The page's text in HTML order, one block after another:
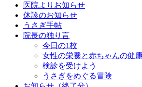
医院よりお知らせ
休診のお知らせ
うさぎ手帖
院長の独り言
今日の1枚
女性の栄養と赤ちゃんの健
検診を受けよう
うさぎをめぐる冒険